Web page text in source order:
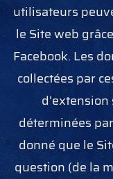
utilisateurs
le Site web
Facebook. Les
collectées par
d'extension
déterminées
donné que le
question (de la